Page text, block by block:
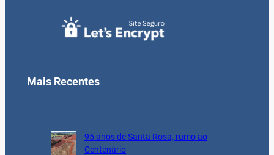
Mais Recentes
95 anos de Santa Rosa, rumo ao
Centenário